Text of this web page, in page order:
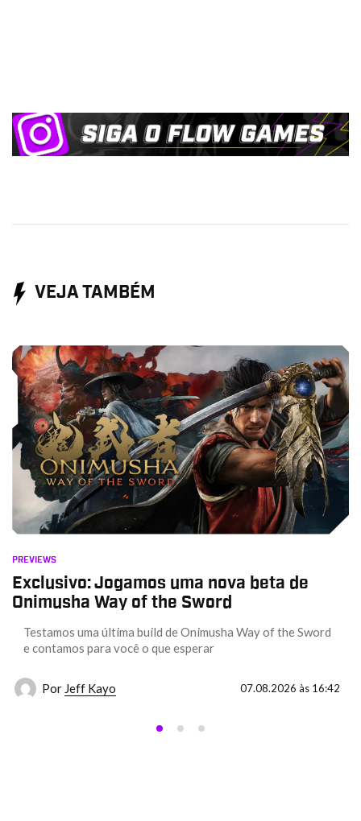
VEJA TAMBÉM
PREVIEWS
Exclusivo: Jogamos uma nova beta de
Onimusha Way of the Sword
Testamos uma última build de Onimusha Way of the Sword
e contamos para você o que esperar
Por Jeff Kayo 07.08.2026 às 16:42